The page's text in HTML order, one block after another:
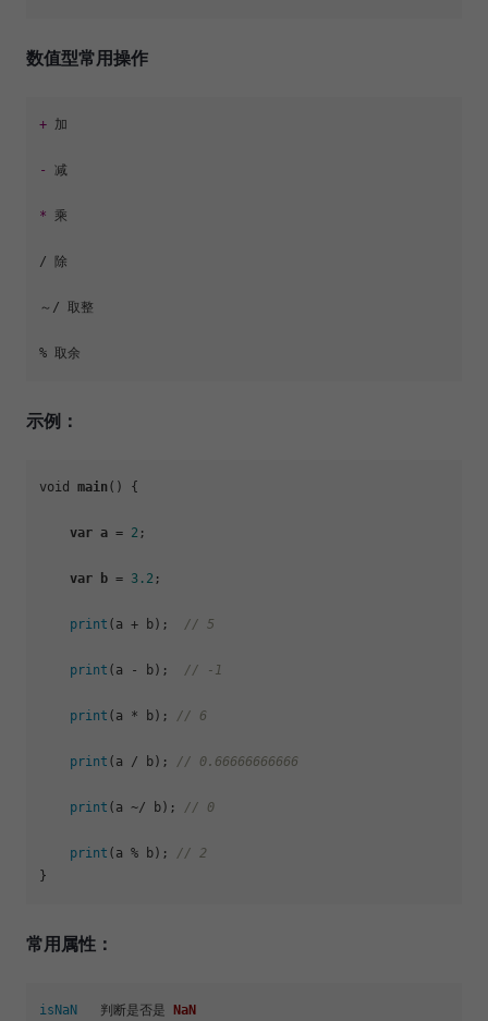
数值型常用操作
+ 加
- 减
* 乘
/ 除
～/ 取整
示例：
void main () {
var a = 2 ;
var b = 3.2 ;
print (a + b); // 5
print (a - b); // -1
print (a * b); // 6
print (a / b); // 0.66666666666
print (a ~/ b); // 0
print (a % b); // 2
常用属性：
isNaN
   判断是否是
NaN